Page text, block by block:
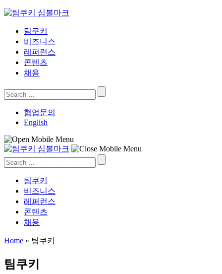
Skip
content팀쿠키
비즈니스
레퍼런스
콘텐츠
채용
Search
for:
협업문의
English
Search
for:
팀쿠키
비즈니스
레퍼런스
콘텐츠
채용
Home » 팀쿠키
팀쿠키